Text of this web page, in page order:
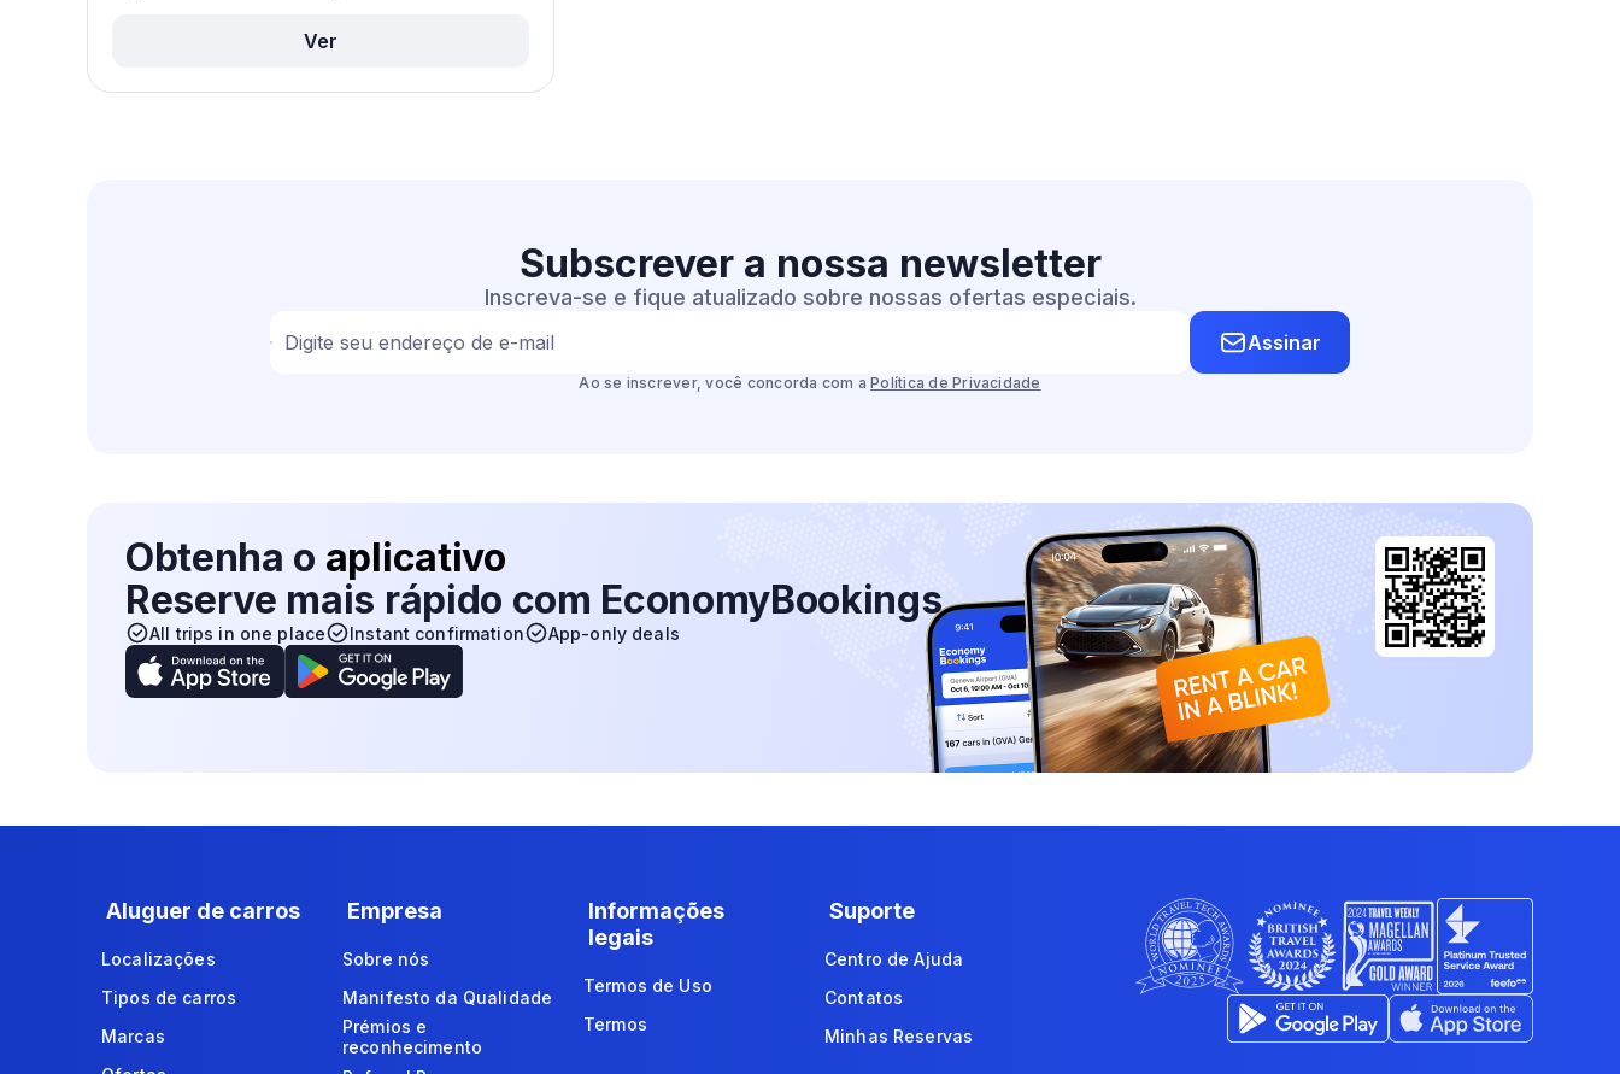
Ver
Subscrever a nossa newsletter
Inscreva-se e fique atualizado sobre nossas ofertas especiais.
Digite seu endereço de e-mail Assinar
Ao se inscrever, você concorda com a Política de Privacidade
Obtenha o aplicativo
Reserve mais rápido com EconomyBookings
All trips in one place Instant confirmation App-only deals
Aluguer de carros
Localizações
Tipos de carros
Marcas
Empresa
Sobre nós
Manifesto da Qualidade
Prémios e
reconhecimento
Informações
legais
Termos de Uso
Termos
Suporte
Centro de Ajuda
Contatos
Minhas Reservas